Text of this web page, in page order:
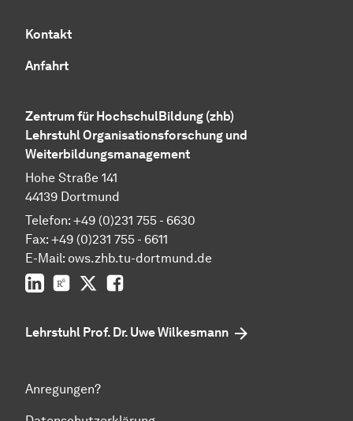
Kontakt
Anfahrt
Zentrum für HochschulBildung (zhb)
Lehrstuhl Organisationsforschung und
Weiterbildungsmanagement
Hohe Straße 141
44139 Dortmund
Telefon: +49 (0)231 755 - 6630
Fax: +49 (0)231 755 - 6611
E-Mail: ows.zhb.tu-dortmund.de
LinkedInResearchGate
Twitter
Lehrstuhl Prof. Dr. Uwe Wilkesmann
Anregungen?